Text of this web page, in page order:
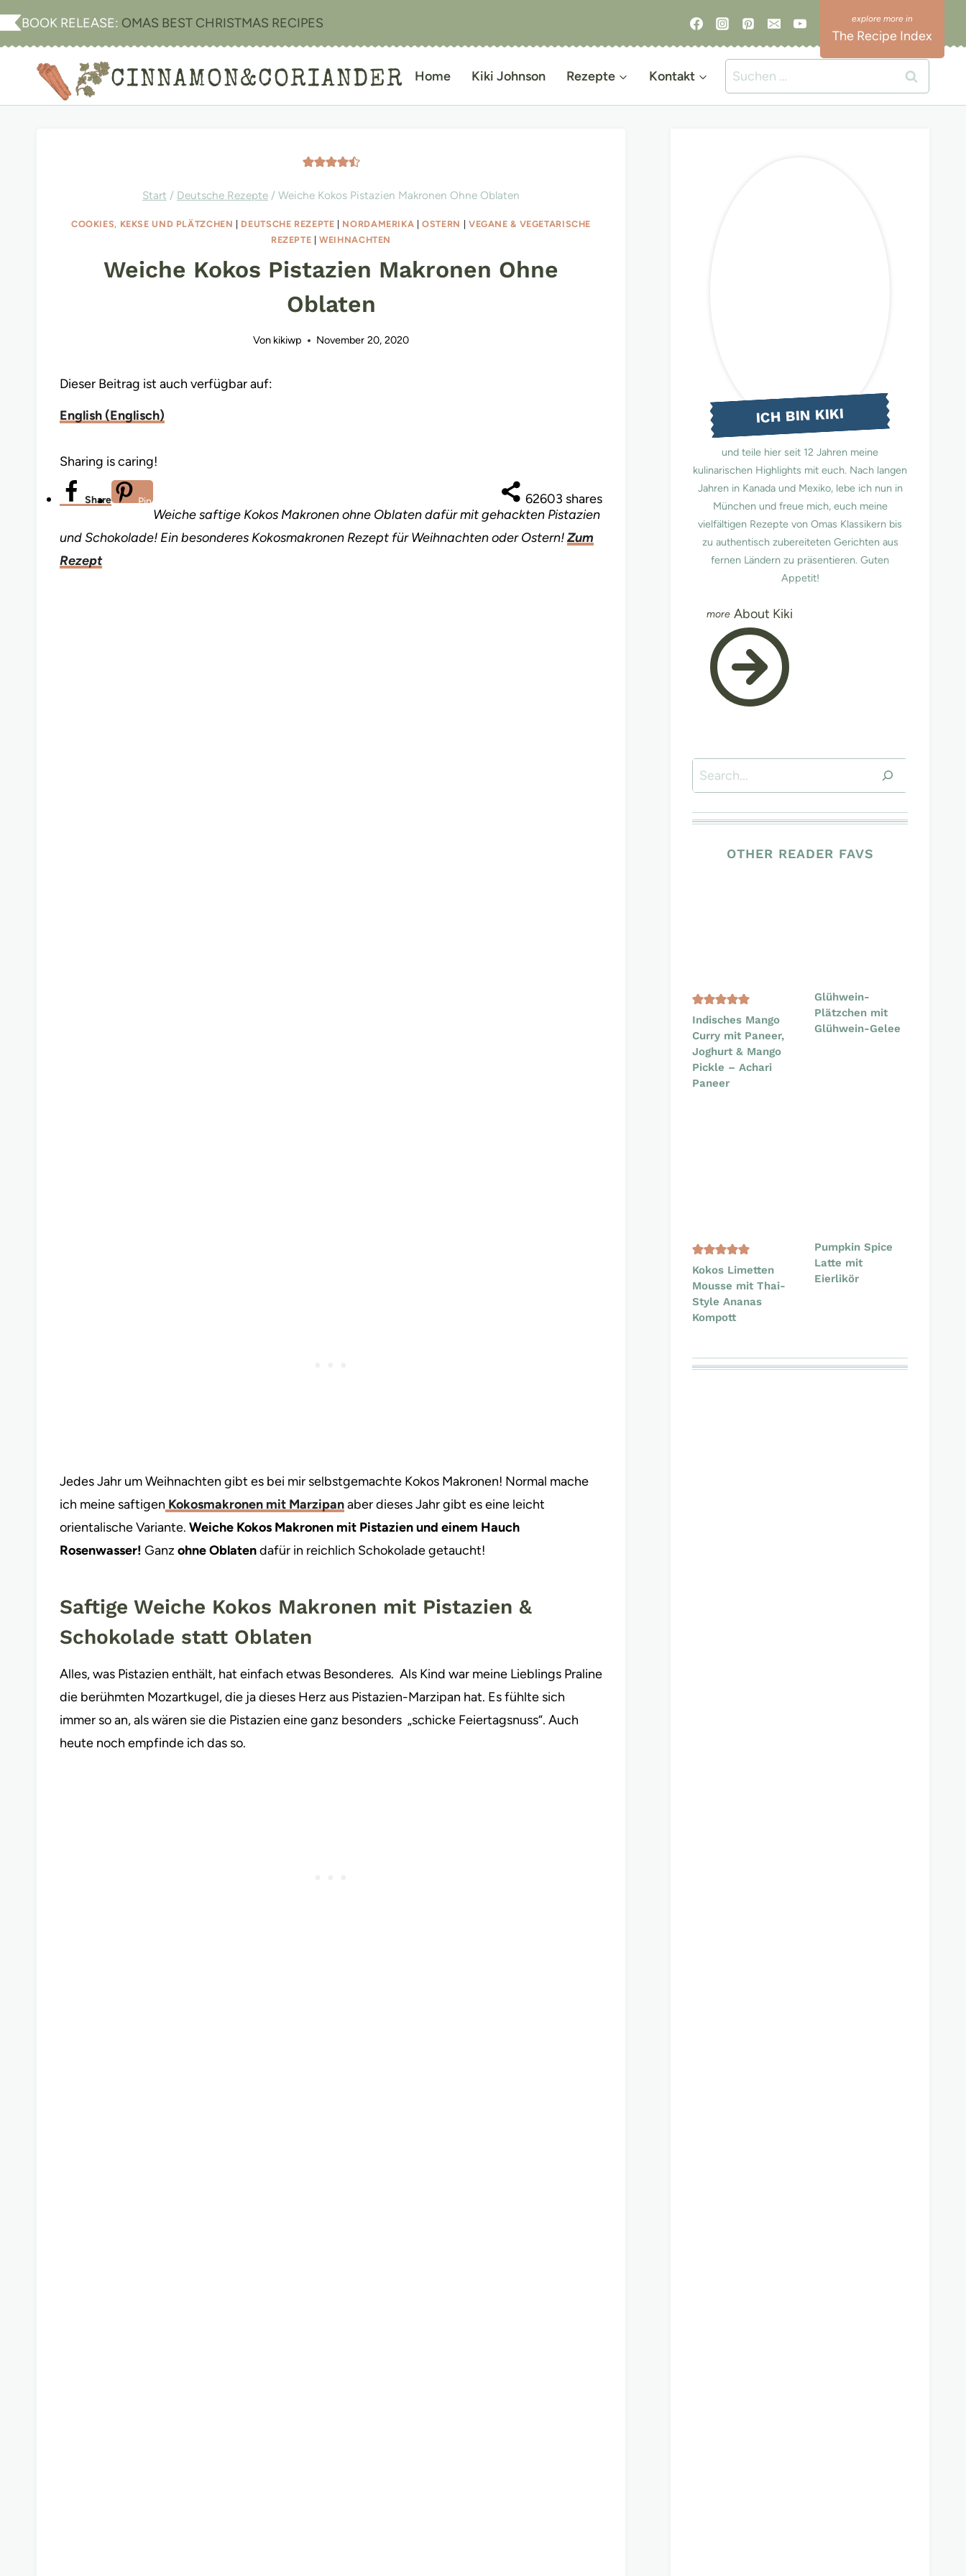
Zum
Inhalt
BOOK RELEASE: OMAS BEST CHRISTMAS RECIPES
The Recipe Index
CINNAMON&CORIANDER Home Kiki Johnson Rezepte Kontakt
Suchen
nach:
Start / Deutsche Rezepte / Weiche Kokos Pistazien Makronen Ohne Oblaten
COOKIES, KEKSE UND PLÄTZCHEN | DEUTSCHE REZEPTE | NORDAMERIKA |OSTERN | VEGANE & VEGETARISCHE
REZEPTE |WEIHNACHTEN
Weiche Kokos Pistazien Makronen Ohne
Oblaten
Von kikiwp November 20, 2020
Dieser Beitrag ist auch verfügbar auf:
English(Englisch)
Sharing is caring!
62603 shares
Share Pin
Weiche saftige Kokos Makronen ohne Oblaten dafür mit gehackten Pistazien
und Schokolade! Ein besonderes Kokosmakronen Rezept für Weihnachten oder Ostern!Zum
Rezept
Jedes Jahr um Weihnachten gibt es bei mir selbstgemachte Kokos Makronen! Normal mache
ich meine saftigen Kokosmakronen mit Marzipanaber dieses Jahr gibt es eine leicht
orientalische Variante. Weiche Kokos Makronen mit Pistazien und einem Hauch
Rosenwasser! Ganz ohne Oblatendafür in reichlich Schokolade getaucht!
Saftige Weiche Kokos Makronen mit Pistazien &
Schokolade statt Oblaten
Alles, was Pistazien enthält, hat einfach etwas Besonderes. Als Kind war meine Lieblings Praline
die berühmten Mozartkugel, die ja dieses Herz aus Pistazien-Marzipan hat. Es fühlte sich
immer so an, als wären sie die Pistazien eine ganz besonders „schicke Feiertagsnuss“. Auch
heute noch empfinde ich das so.
ICH BIN KIKI
und teile hier seit 12 Jahren meine
kulinarischen Highlights mit euch. Nach langen
Jahren in Kanada und Mexiko, lebe ich nun in
München und freue mich, euch meine
vielfältigen Rezepte von Omas Klassikern bis
zu authentisch zubereiteten Gerichten aus
fernen Ländern zu präsentieren. Guten
Appetit!
About Kiki
Suchen
OTHER READER FAVS
Indisches Mango
Curry mit Paneer,
Joghurt & Mango
Pickle – Achari
Paneer
Glühwein-
Plätzchen mit
Glühwein-Gelee
Kokos Limetten
Mousse mit Thai-
Style Ananas
Kompott
Pumpkin Spice
Latte mit
Eierlikör